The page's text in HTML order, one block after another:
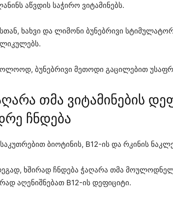
აწვდის საჭირო ვიტამინებს.
ხახვი და ლიმონი ბუნებრივი
ბუნებრივი მეთოდი გაცილებით
თმა ვიტამინების
ჩნდება
ბიოტინის, B12-ის და რკინის
ხშირად ჩნდება ჭაღარა თმა
აღენიშნებათ B12-ის დეფიციტი.